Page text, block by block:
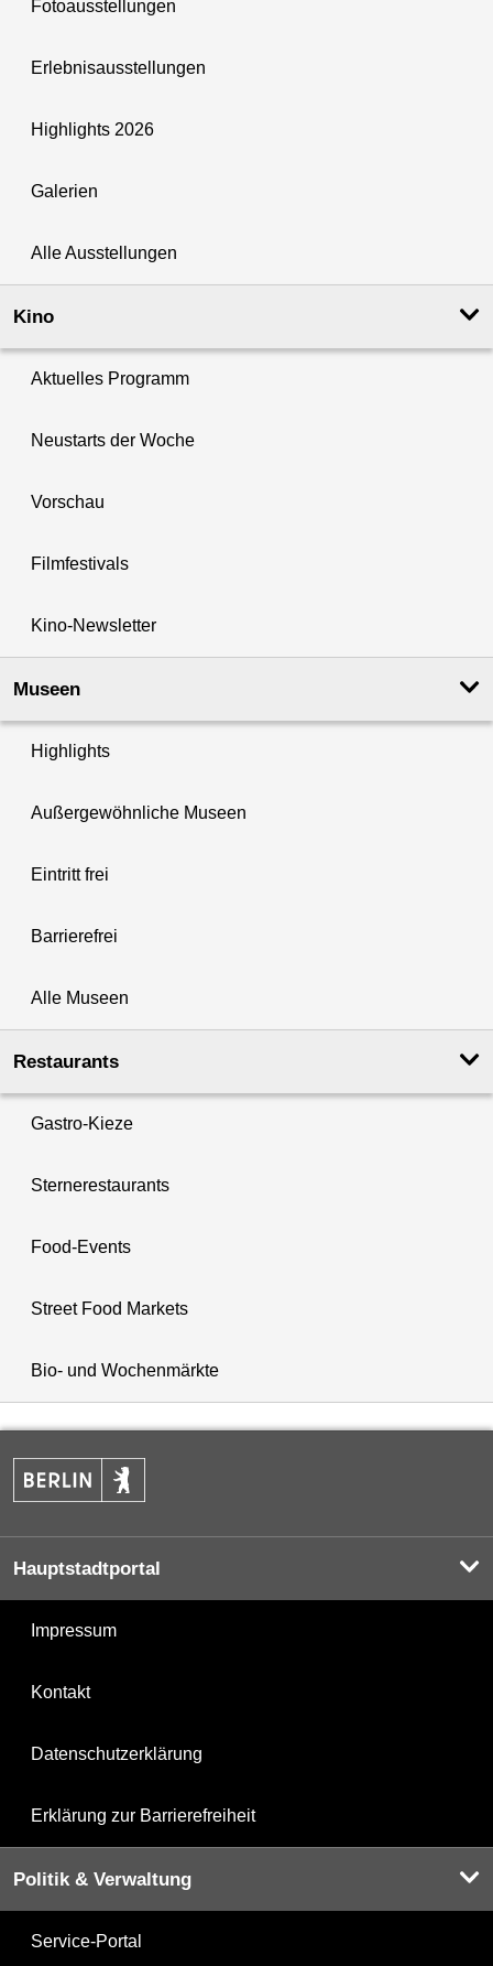
Fotoausstellungen
Erlebnisausstellungen
Highlights 2026
Galerien
Alle Ausstellungen
Kino
Aktuelles Programm
Neustarts der Woche
Vorschau
Filmfestivals
Kino-Newsletter
Museen
Highlights
Außergewöhnliche Museen
Eintritt frei
Barrierefrei
Alle Museen
Restaurants
Gastro-Kieze
Sternerestaurants
Food-Events
Street Food Markets
Bio- und Wochenmärkte
Hauptstadtportal
Impressum
Kontakt
Datenschutzerklärung
Erklärung zur Barrierefreiheit
Politik & Verwaltung
Service-Portal